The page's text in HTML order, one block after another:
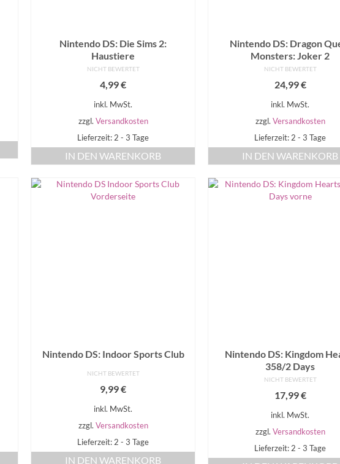
Nintendo DS: Die Sims 2:
Haustiere
NICHT BEWERTET
4,99€
inkl. MwSt.
zzgl. Versandkosten
Lieferzeit: 2 - 3 Tage
IN DEN WARENKORB
Nintendo DS: Dragon
Monsters: Joker 2
NICHT BEWERTET
24,99€
inkl. MwSt.
zzgl. Versandkosten
Lieferzeit: 2 - 3 Tage
IN DEN WARENKORB
Nintendo DS: Indoor Sports Club
NICHT BEWERTET
9,99€
inkl. MwSt.
zzgl. Versandkosten
Lieferzeit: 2 - 3 Tage
IN DEN WARENKORB
Nintendo DS: Kingdom
358/2 Days
NICHT BEWERTET
17,99€
inkl. MwSt.
zzgl. Versandkosten
Lieferzeit: 2 - 3 Tage